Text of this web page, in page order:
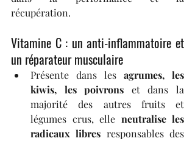
récupération.
Vitamine C : un anti-inflammatoire et
un réparateur musculaire
Présente dans les agrumes, les
kiwis, les poivrons et dans la
majorité des autres fruits et
légumes crus, elle neutralise les
radicaux libres responsables des